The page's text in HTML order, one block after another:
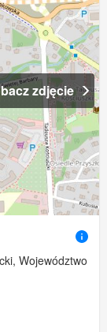
zdjęcie
Województwo